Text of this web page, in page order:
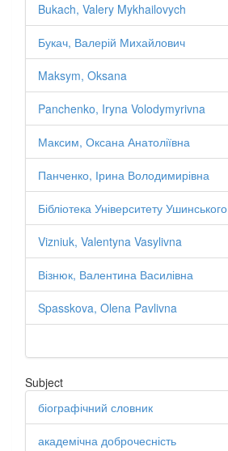
Bukach, Valery Mykhailovych
Букач, Валерій Михайлович
Maksym, Oksana
Panchenko, Iryna Volodymyrivna
Максим, Оксана Анатоліївна
Панченко, Ірина Володимирівна
Бібліотека Університету Ушинського
Vizniuk, Valentyna Vasylivna
Візнюк, Валентина Василівна
Spasskova, Olena Pavlivna
Subject
біографічний словник
академічна доброчесність